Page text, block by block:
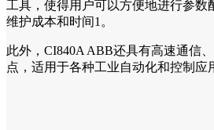
工具，使得用户可以方便地进行参数
维护成本和时间1。
此外，CI840A ABB还具有高速通信
点，适用于各种工业自动化和控制应